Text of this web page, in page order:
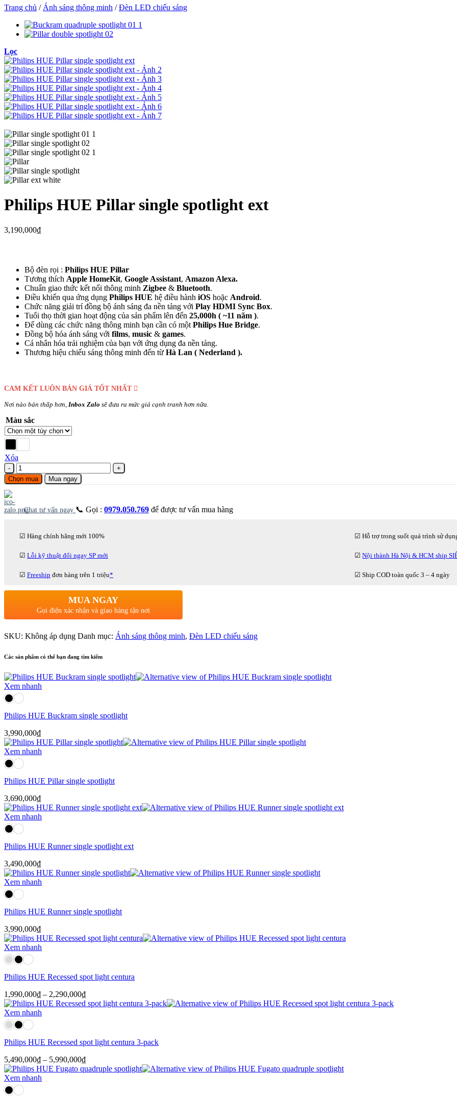
Trang chủ / Ánh sáng thông minh / Đèn LED chiếu sáng
Lọc
Philips HUE Pillar single spotlight ext
3,190,000₫
Bộ đèn rọi : Philips HUE Pillar
Tương thích Apple HomeKit, Google Assistant, Amazon Alexa.
Chuẩn giao thức kết nối thông minh Zigbee & Bluetooth.
Điều khiển qua ứng dụng Philips HUE hệ điều hành iOS hoặc Android.
Chức năng giải trí đồng bộ ánh sáng đa nền tảng với Play HDMI Sync Box.
Tuổi thọ thời gian hoạt động của sản phẩm lên đến 25,000h ( ~11 năm ).
Để dùng các chức năng thông minh bạn cần có một Philips Hue Bridge.
Đồng bộ hóa ánh sáng với films, music & games.
Cá nhân hóa trải nghiệm của bạn với ứng dụng đa nền tảng.
Thương hiệu chiếu sáng thông minh đến từ Hà Lan ( Nederland ).
CAM KẾT LUÔN BÁN GIÁ TỐT NHẤT
Nơi nào bán thấp hơn, Inbox Zalo sẽ đưa ra mức giá cạnh tranh hơn nữa.
Màu sắc
Xóa
Số
lượng
Chọn mua Mua ngay
Chat tư vấn ngay 📞 Gọi : 0979.050.769 để được tư vấn mua hàng
☑ Hàng chính hãng mới 100% ☑ Hỗ trợ trong suốt quá trình sử
☑ Lỗi kỹ thuật đổi ngay SP mới ☑Nội thành Hà Nội & HCM ship
☑ Freeship đơn hàng trên 1 triệu* ☑ Ship COD toàn quốc 3 – 4 ngày
MUA NGAY
Gọi điện xác nhận và giao hàng tận nơi
SKU: Không áp dụng Danh mục: Ánh sáng thông minh, Đèn LED chiếu sáng
Các sản phẩm có thể bạn đang tìm kiếm
Xem nhanh
Philips HUE Buckram single spotlight
3,990,000₫
Xem nhanh
Philips HUE Pillar single spotlight
3,690,000₫
Xem nhanh
Philips HUE Runner single spotlight ext
3,490,000₫
Xem nhanh
Philips HUE Runner single spotlight
3,990,000₫
Xem nhanh
Philips HUE Recessed spot light centura
1,990,000₫ – 2,290,000₫Khoảng
giá:
2,290,000₫
Xem nhanh
Philips HUE Recessed spot light centura 3-pack
5,490,000₫ – 5,990,000₫Khoảng
giá:
Xem nhanh